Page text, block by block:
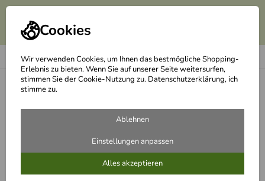
Cookies
Wir verwenden Cookies, um Ihnen das bestmögliche Shopping-
Erlebnis zu bieten. Wenn Sie auf unserer Seite weitersurfen,
stimmen Sie der Cookie-Nutzung zu. Datenschutzerklärung, ich
stimme zu.
Ablehnen
Einstellungen anpassen
Alles akzeptieren
Küchenhelfer
Rührwerkzeuge